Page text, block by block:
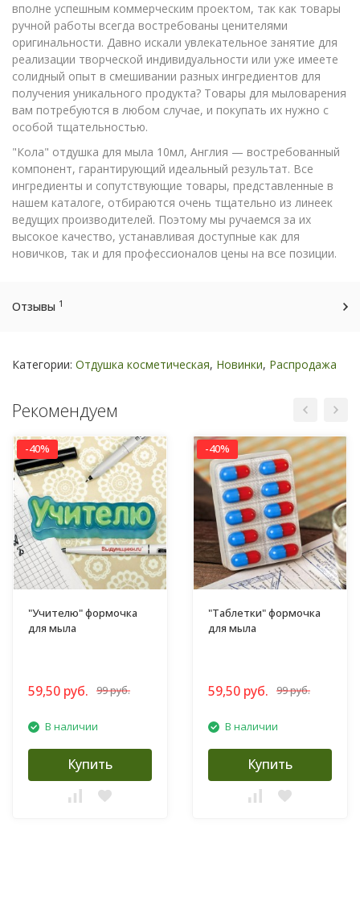
вполне успешным коммерческим проектом, так как товары
ручной работы всегда востребованы ценителями
оригинальности. Давно искали увлекательное занятие для
реализации творческой индивидуальности или уже имеете
солидный опыт в смешивании разных ингредиентов для
получения уникального продукта? Товары для мыловарения
вам потребуются в любом случае, и покупать их нужно с
особой тщательностью.
"Кола" отдушка для мыла 10мл, Англия — востребованный
компонент, гарантирующий идеальный результат. Все
ингредиенты и сопутствующие товары, представленные в
нашем каталоге, отбираются очень тщательно из линеек
ведущих производителей. Поэтому мы ручаемся за их
высокое качество, устанавливая доступные как для
новичков, так и для профессионалов цены на все позиции.
Отзывы 1
Категории: Отдушка косметическая, Новинки, Распродажа
Рекомендуем
-40%
"Учителю" формочка
для мыла
59,50 руб. 99 руб.
В наличии
Купить
-40%
"Таблетки" формочка
для мыла
59,50 руб. 99 руб.
В наличии
Купить